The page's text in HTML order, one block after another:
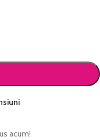
acum!